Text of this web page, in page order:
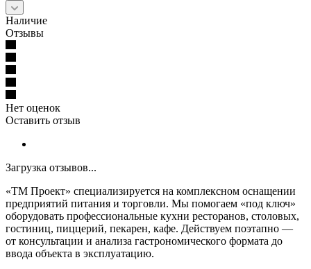
Наличие
Отзывы
Нет оценок
Оставить отзыв
Загрузка отзывов...
«ТМ Проект» специализируется на комплексном оснащении
предприятий питания и торговли. Мы помогаем «под ключ»
оборудовать профессиональные кухни ресторанов, столовых,
гостиниц, пиццерий, пекарен, кафе. Действуем поэтапно —
от консультации и анализа гастрономического формата до
ввода объекта в эксплуатацию.